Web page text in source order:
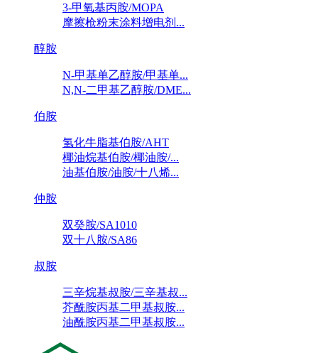
3-甲氧基丙胺/MOPA
摩擦枪粉末涂料增电剂...
醇胺
N-甲基单乙醇胺/甲基单...
N,N-二甲基乙醇胺/DME...
伯胺
氢化牛脂基伯胺/AHT
椰油烷基伯胺/椰油胺/...
油基伯胺/油胺/十八烯...
仲胺
双癸胺/SA1010
双十八胺/SA86
叔胺
三辛烷基叔胺/三辛基叔...
芥酰胺丙基二甲基叔胺...
油酰胺丙基二甲基叔胺...